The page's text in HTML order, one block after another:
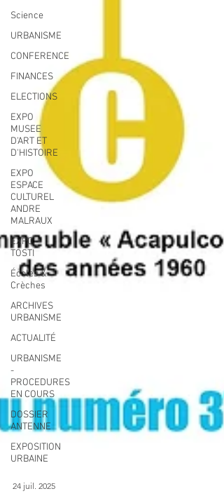
Science
URBANISME
CONFERENCE
FINANCES
ELECTIONS
EXPO
MUSEE
D'ART ET
D'HISTOIRE
EXPO
ESPACE
CULTUREL
ANDRE
MALRAUX
EXPO
TOSTI
Écoles &
Crèches
ARCHIVES
URBANISME
ACTUALITÉ
URBANISME
-
PROCEDURES
EN COURS
DOSSIER
ANTENNE
EXPOSITION
URBAINE